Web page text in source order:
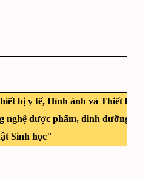
bị y tế, Hình ảnh và Thiết bị
nghệ dược phẩm, dinh dưỡng
Sinh học"